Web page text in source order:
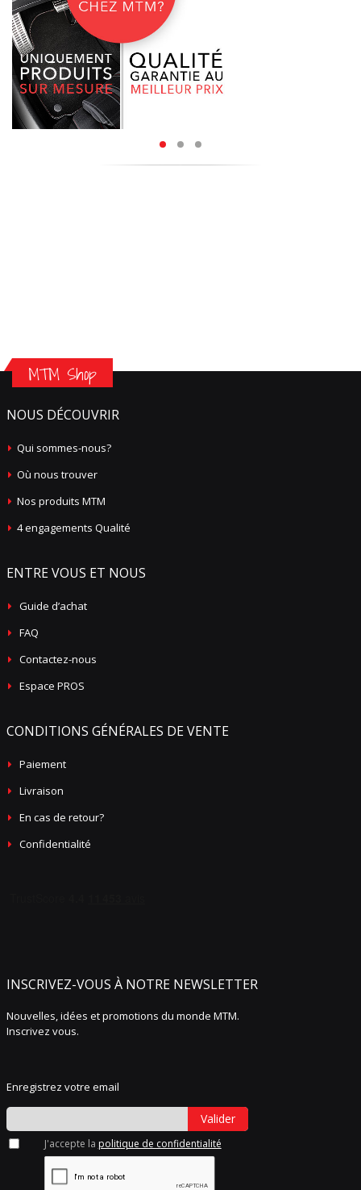
MTM Shop
NOUS DÉCOUVRIR
Qui sommes-nous?
Où nous trouver
Nos produits MTM
4 engagements Qualité
ENTRE VOUS ET NOUS
Guide d’achat
FAQ
Contactez-nous
Espace PROS
CONDITIONS GÉNÉRALES DE VENTE
Paiement
Livraison
En cas de retour?
Confidentialité
INSCRIVEZ-VOUS À NOTRE NEWSLETTER
Nouvelles, idées et promotions du monde MTM.
Inscrivez vous.
Enregistrez votre email
Valider
J'accepte la politique de confidentialité